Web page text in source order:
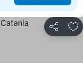
Partilhar